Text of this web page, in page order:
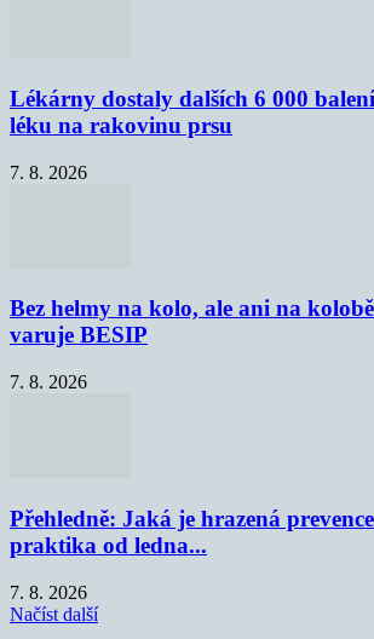
Lékárny dostaly dalších 6 000
léku na rakovinu prsu
7. 8. 2026
Bez helmy na kolo, ale ani na
varuje BESIP
7. 8. 2026
Přehledně: Jaká je hrazená
praktika od ledna...
7. 8. 2026
Načíst další